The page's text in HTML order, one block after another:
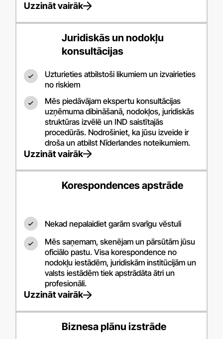
Uzzināt vairāk
Juridiskās un nodokļu
konsultācijas
Uzturieties atbilstoši likumiem un izvairieties
no riskiem
Mēs piedāvājam ekspertu konsultācijas
uzņēmuma dibināšanā, nodokļos, juridiskās
struktūras izvēlē un IND saistītajās
procedūrās. Nodrošiniet, ka jūsu izveide ir
droša un atbilst Nīderlandes noteikumiem.
Uzzināt vairāk
Korespondences apstrāde
Nekad nepalaidiet garām svarīgu vēstuli
Mēs saņemam, skenējam un pārsūtām jūsu
oficiālo pastu. Visa korespondence no
nodokļu iestādēm, juridiskām institūcijām un
valsts iestādēm tiek apstrādāta ātri un
profesionāli.
Uzzināt vairāk
Biznesa plānu izstrāde